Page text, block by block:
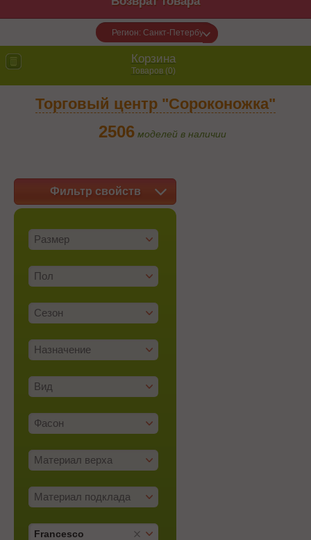
Регион: Санкт-Петербург
Корзина
Товаров (0)
Торговый центр "Сороконожка"
2506 моделей в наличии
Фильтр свойств
Размер
Пол
Сезон
Назначение
Вид
Фасон
Материал верха
Материал подклада
Francesco